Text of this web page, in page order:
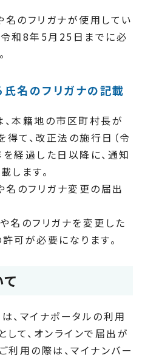
のフリガナが使用してい
和8年5月25日までに必
氏名のフリガナの記載
本籍地の市区町村長が
て、改正法の施行日（令
経過した日以降に、通知
します。
名のフリガナ変更の届出
名のフリガナを変更した
可が必要になります。
、マイナポータルの利用
して、オンラインで届出が
利用の際は、マイナンバー